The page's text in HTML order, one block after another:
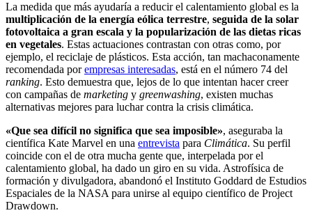
La medida que más ayudaría a reducir el calentamiento global es la
multiplicación de la energía eólica terrestre, seguida de la solar
fotovoltaica a gran escala y la populariza­ción de las dietas ricas
en vegetales. Estas actuaciones contrastan con otras como, por
ejemplo, el reciclaje de plásticos. Esta acción, tan machaconamente
recomendada porempresas interesadas, está en el número 74 del
ranking. Esto demuestra que, lejos de lo que intentan hacer creer
con campañas de marketing y greenwashing, existen muchas
alternativas mejores para luchar contra la crisis climática.
«Que sea difícil no significa que sea imposible», aseguraba la
científica Kate Marvel en una entrevista para Climática. Su perfil
coincide con el de otra mucha gente que, interpelada por el
calentamiento global, ha dado un giro en su vida. Astrofísica de
formación y divulgadora, abandonó el Instituto Goddard de Estudios
Espaciales de la NASA para unirse al equipo científico de Project
Drawdown.